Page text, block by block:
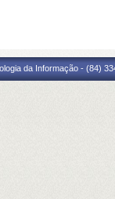
da Informação - (84)